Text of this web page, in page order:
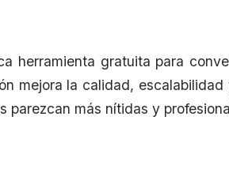
herramienta gratuita para
mejora la calidad,
parezcan más nítidas y